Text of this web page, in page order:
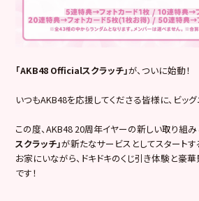
「AKB48 Officialスクラッチ」が、ついに始動！
いつもAKB48を応援してくださる皆様に、ビッグ
この度、AKB48 20周年イヤーの新しい取り組み
スクラッチ」が新たなサービスとしてスタートす
お家にいながら、ドキドキのくじ引き体験と豪
です！